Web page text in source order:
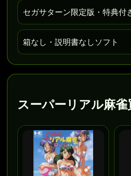
セガサターン限定版・特典付
箱なし・説明書なしソフト
スーパーリアル麻雀